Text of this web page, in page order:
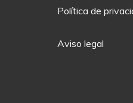
Política de
Aviso legal